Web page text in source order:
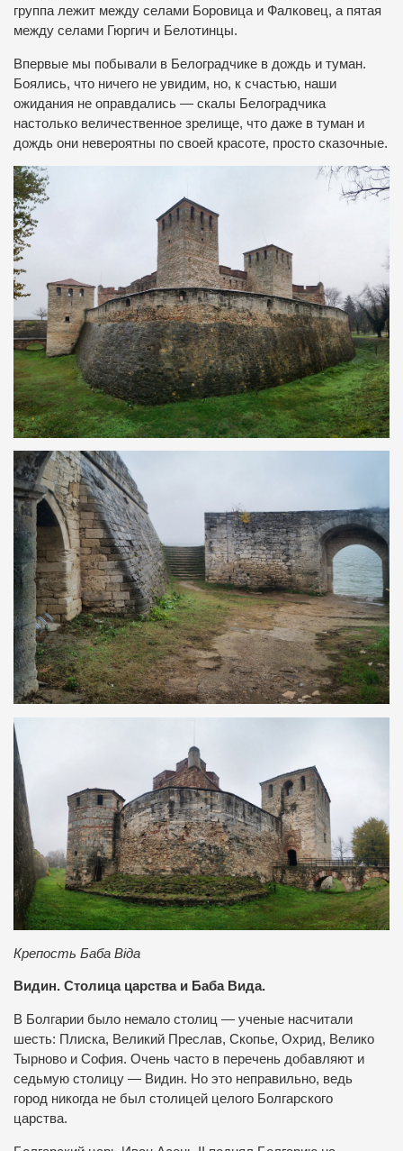
группа лежит между селами Боровица и Фалковец, а пятая
между селами Гюргич и Белотинцы.
Впервые мы побывали в Белоградчике в дождь и туман.
Боялись, что ничего не увидим, но, к счастью, наши
ожидания не оправдались — скалы Белоградчика
настолько величественное зрелище, что даже в туман и
дождь они невероятны по своей красоте, просто сказочные.
Крепость Баба Віда
Видин. Столица царства и Баба Вида.
В Болгарии было немало столиц — ученые насчитали
шесть: Плиска, Великий Преслав, Скопье, Охрид, Велико
Тырново и София. Очень часто в перечень добавляют и
седьмую столицу — Видин. Но это неправильно, ведь
город никогда не был столицей целого Болгарского
царства.